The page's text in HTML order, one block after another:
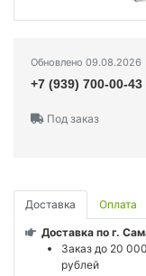
Обновлено 09.08.2026
+7 (939) 700-00-43
Под заказ
Доставка Оплата
Доставка по г.
Заказ до 20
рублей